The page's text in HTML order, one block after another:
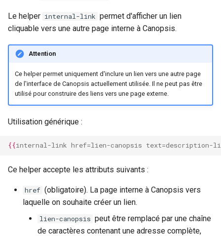
Le helper internal-link permet d'afficher un lien
cliquable vers une autre page interne à Canopsis.
Attention
Ce helper permet uniquement d'inclure un lien vers une autre page
de l'interface de Canopsis actuellement utilisée. Il ne peut pas être
utilisé pour construire des liens vers une page externe.
Utilisation générique :
{{internal-link href=lien-canopsis text=description-
Ce helper accepte les attributs suivants :
href (obligatoire). La page interne à Canopsis vers
laquelle on souhaite créer un lien.
lien-canopsis peut être remplacé par une chaîne
de caractères contenant une adresse complète,